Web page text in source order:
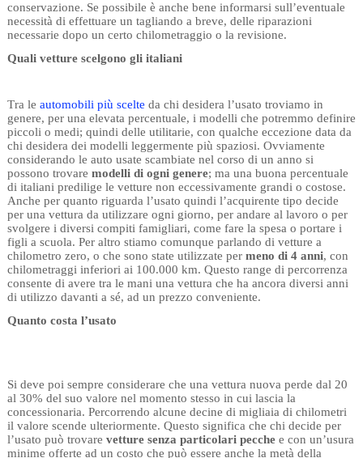
conservazione. Se possibile è anche bene informarsi sull’eventuale
necessità di effettuare un tagliando a breve, delle riparazioni
necessarie dopo un certo chilometraggio o la revisione.
Quali vetture scelgono gli italiani
Tra le automobili più scelte da chi desidera l’usato troviamo in
genere, per una elevata percentuale, i modelli che potremmo definire
piccoli o medi; quindi delle utilitarie, con qualche eccezione data da
chi desidera dei modelli leggermente più spaziosi. Ovviamente
considerando le auto usate scambiate nel corso di un anno si
possono trovare modelli di ogni genere; ma una buona percentuale
di italiani predilige le vetture non eccessivamente grandi o costose.
Anche per quanto riguarda l’usato quindi l’acquirente tipo decide
per una vettura da utilizzare ogni giorno, per andare al lavoro o per
svolgere i diversi compiti famigliari, come fare la spesa o portare i
figli a scuola. Per altro stiamo comunque parlando di vetture a
chilometro zero, o che sono state utilizzate per meno di 4 anni, con
chilometraggi inferiori ai 100.000 km. Questo range di percorrenza
consente di avere tra le mani una vettura che ha ancora diversi anni
di utilizzo davanti a sé, ad un prezzo conveniente.
Quanto costa l’usato
Si deve poi sempre considerare che una vettura nuova perde dal 20
al 30% del suo valore nel momento stesso in cui lascia la
concessionaria. Percorrendo alcune decine di migliaia di chilometri
il valore scende ulteriormente. Questo significa che chi decide per
l’usato può trovare vetture senza particolari pecchee con un’usura
minime offerte ad un costo che può essere anche la metà della